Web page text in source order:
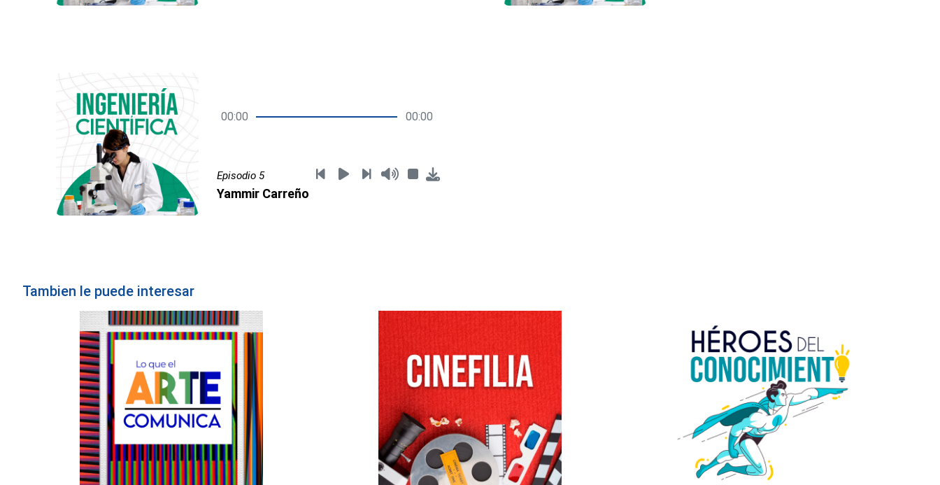
00:00 00:00
Episodio 5
Yammir Carreño
Tambien le puede interesar